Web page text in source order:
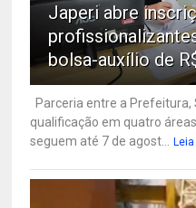
Japeri abre
bolsa-auxílio de
Parceria entre a
qualificação em quatro
seguem até 7 de agost...